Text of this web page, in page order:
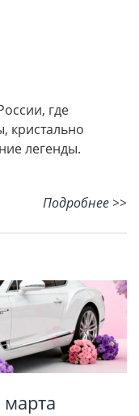
где
кристально
легенды.
Подробнее >>